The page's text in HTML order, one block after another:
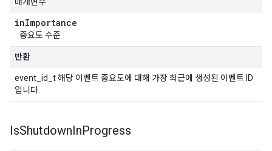
inImportance
중요도 수준
반환
event_id_t 해당 이벤트 중요도에 대해 가장 최근에 생성된 이벤트 ID
입니다.
IsShutdownInProgress